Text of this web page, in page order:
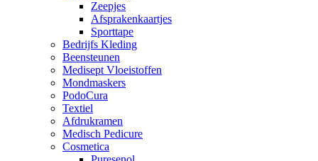
Zeepjes
Afsprakenkaartjes
Sporttape
Bedrijfs Kleding
Beensteunen
Medisept Vloeistoffen
Mondmaskers
PodoCura
Textiel
Afdrukramen
Medisch Pedicure
Cosmetica